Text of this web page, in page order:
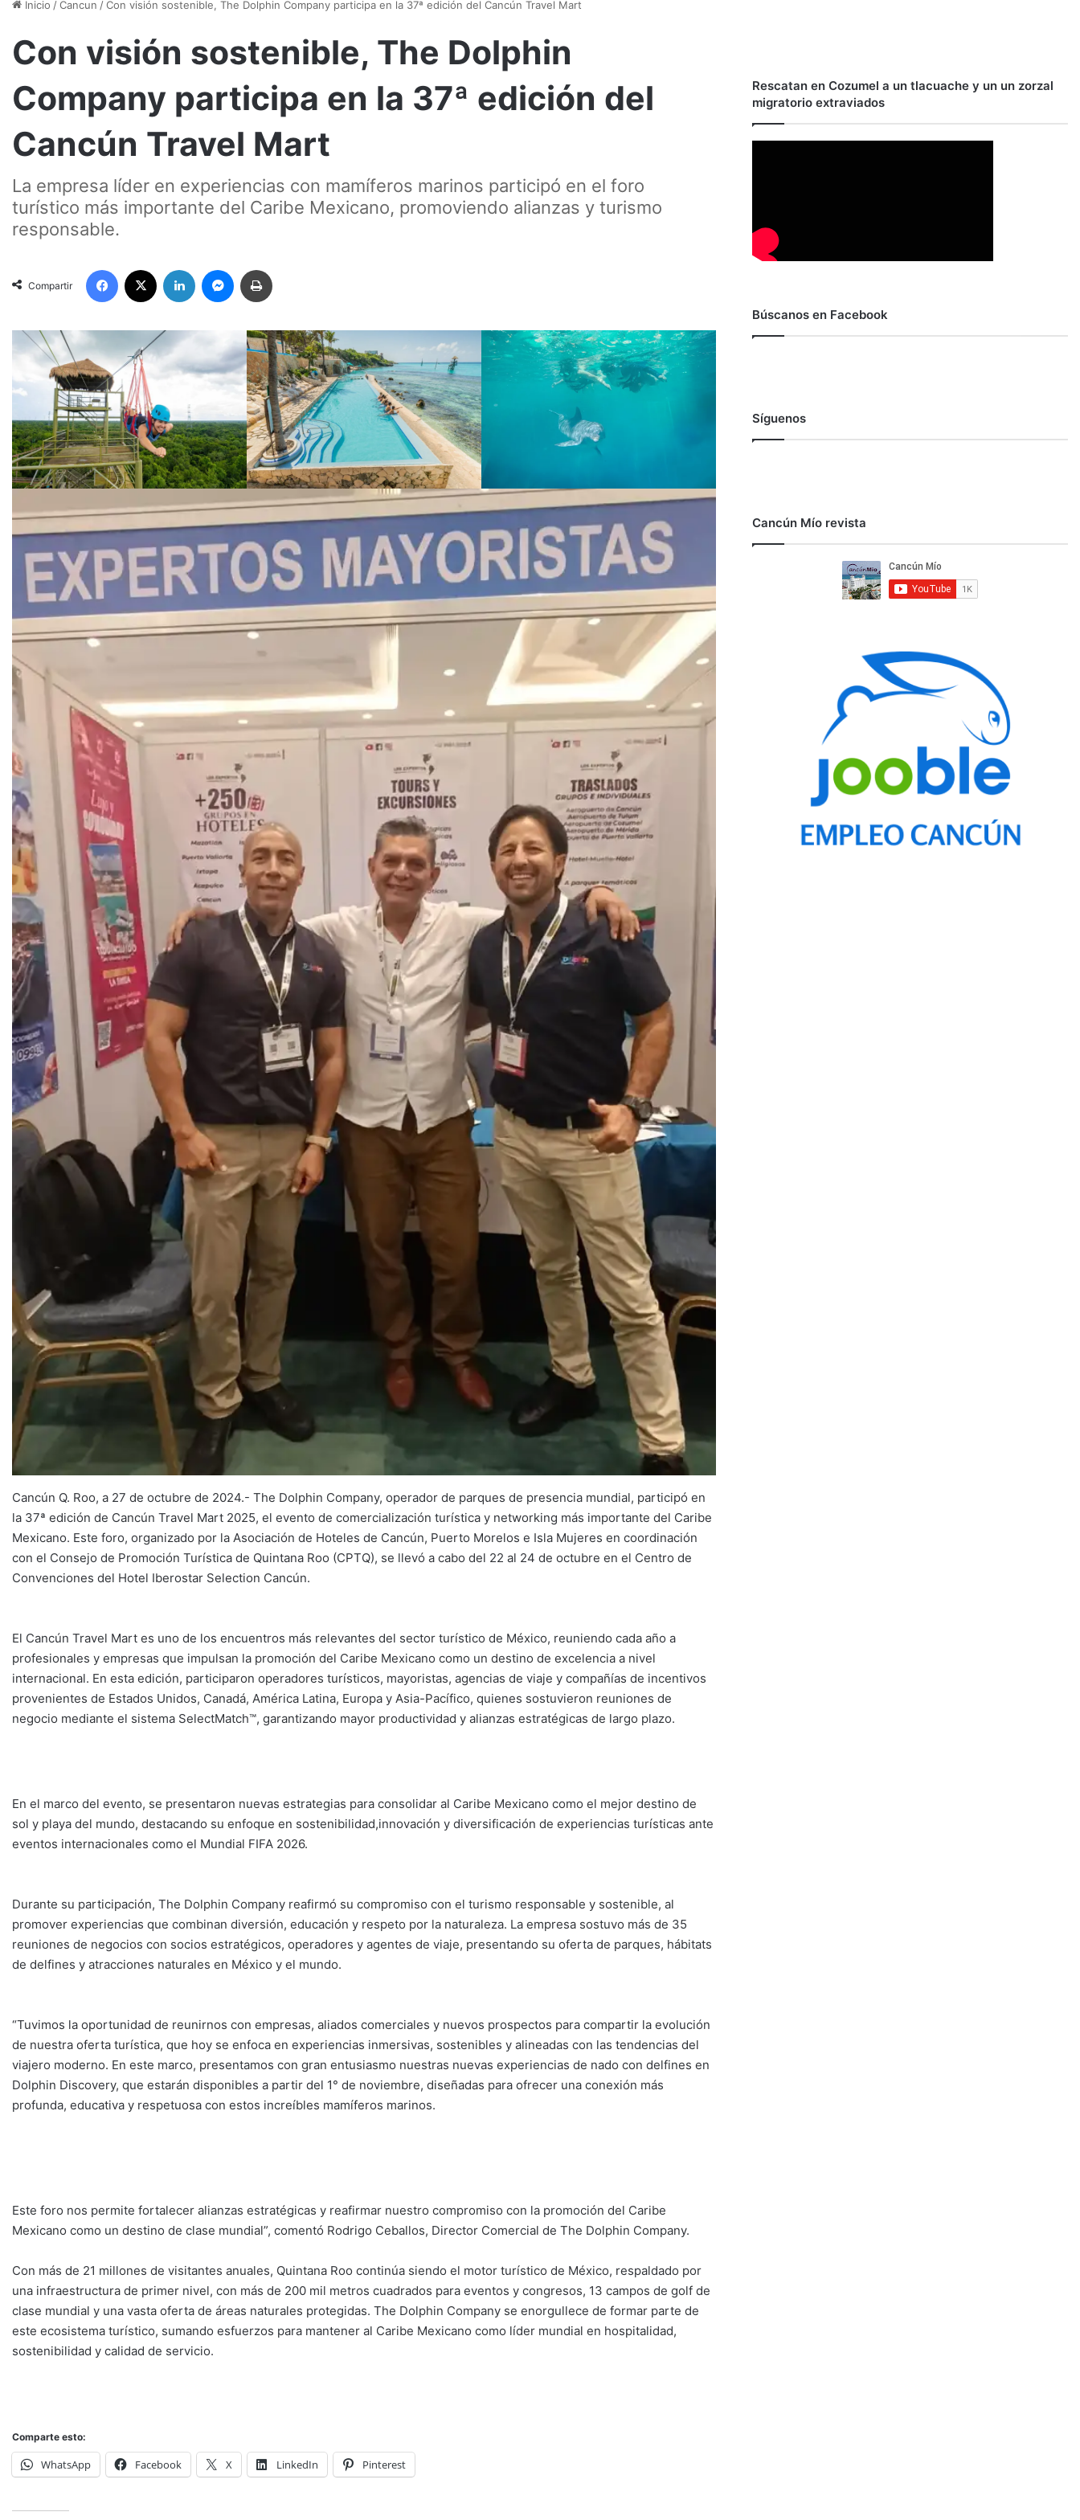
Inicio /Cancun /Con visión sostenible, The Dolphin Company participa en la 37ª edición del Cancún Travel Mart
Con visión sostenible, The Dolphin
Company participa en la 37ª edición del
Cancún Travel Mart
La empresa líder en experiencias con mamíferos marinos participó en el foro
turístico más importante del Caribe Mexicano, promoviendo alianzas y turismo
responsable.
Compartir
Facebook LinkedIn Messenger
Cancún Q. Roo, a 27 de octubre de 2024.- The Dolphin Company, operador de parques de presencia mundial, participó en
la 37ª edición de Cancún Travel Mart 2025, el evento de comercialización turística y networking más importante del Caribe
Mexicano. Este foro, organizado por la Asociación de Hoteles de Cancún, Puerto Morelos e Isla Mujeres en coordinación
con el Consejo de Promoción Turística de Quintana Roo (CPTQ), se llevó a cabo del 22 al 24 de octubre en el Centro de
Convenciones del Hotel Iberostar Selection Cancún.
El Cancún Travel Mart es uno de los encuentros más relevantes del sector turístico de México, reuniendo cada año a
profesionales y empresas que impulsan la promoción del Caribe Mexicano como un destino de excelencia a nivel
internacional. En esta edición, participaron operadores turísticos, mayoristas, agencias de viaje y compañías de incentivos
provenientes de Estados Unidos, Canadá, América Latina, Europa y Asia-Pacífico, quienes sostuvieron reuniones de
negocio mediante el sistema SelectMatch™, garantizando mayor productividad y alianzas estratégicas de largo plazo.
En el marco del evento, se presentaron nuevas estrategias para consolidar al Caribe Mexicano como el mejor destino de
sol y playa del mundo, destacando su enfoque en sostenibilidad,innovación y diversificación de experiencias turísticas ante
eventos internacionales como el Mundial FIFA 2026.
Durante su participación, The Dolphin Company reafirmó su compromiso con el turismo responsable y sostenible, al
promover experiencias que combinan diversión, educación y respeto por la naturaleza. La empresa sostuvo más de 35
reuniones de negocios con socios estratégicos, operadores y agentes de viaje, presentando su oferta de parques, hábitats
de delfines y atracciones naturales en México y el mundo.
“Tuvimos la oportunidad de reunirnos con empresas, aliados comerciales y nuevos prospectos para compartir la evolución
de nuestra oferta turística, que hoy se enfoca en experiencias inmersivas, sostenibles y alineadas con las tendencias del
viajero moderno. En este marco, presentamos con gran entusiasmo nuestras nuevas experiencias de nado con delfines en
Dolphin Discovery, que estarán disponibles a partir del 1° de noviembre, diseñadas para ofrecer una conexión más
profunda, educativa y respetuosa con estos increíbles mamíferos marinos.
Este foro nos permite fortalecer alianzas estratégicas y reafirmar nuestro compromiso con la promoción del Caribe
Mexicano como un destino de clase mundial”, comentó Rodrigo Ceballos, Director Comercial de The Dolphin Company.
Con más de 21 millones de visitantes anuales, Quintana Roo continúa siendo el motor turístico de México, respaldado por
una infraestructura de primer nivel, con más de 200 mil metros cuadrados para eventos y congresos, 13 campos de golf de
clase mundial y una vasta oferta de áreas naturales protegidas. The Dolphin Company se enorgullece de formar parte de
este ecosistema turístico, sumando esfuerzos para mantener al Caribe Mexicano como líder mundial en hospitalidad,
sostenibilidad y calidad de servicio.
Comparte esto:
WhatsApp Facebook X LinkedIn Pinterest
Rescatan en Cozumel a un tlacuache y un un zorzal
migratorio extraviados
Búscanos en Facebook
Síguenos
Cancún Mío revista